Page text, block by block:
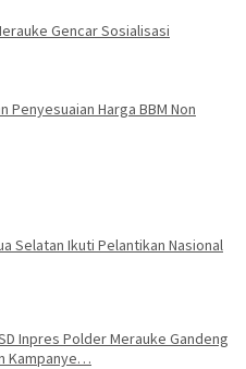
Gencar Sosialisasi
Penyesuaian Harga BBM Non
Selatan Ikuti Pelantikan Nasional
Inpres Polder Merauke Gandeng
Kampanye…